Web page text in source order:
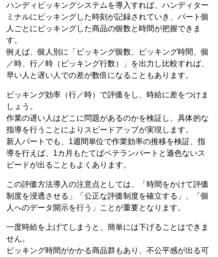
ハンディピッキングシステムを導入すれば、ハンディター
ミナルにピッキングした時刻が記録されていき、パート個
人ごとにピッキングした商品の個数と時間が把握できま
す。
例えば、個人別に「ピッキング個数、ピッキング時間、個
／時、行／時（ピッキング行数）」を出力し比較すれば、
早い人と遅い人での差が数倍になることもあります。
ピッキング効率（行／時）で評価をし、時給に差をつけま
しょう。
作業の遅い人はどこに問題があるのかを検証し、具体的な
指導を行うことによりスピードアップが実現します。
新人パートでも、1週間単位で作業効率の推移を検証、指
導を行えば、1カ月もたてばベテランパートと遜色ないス
ピードが出ることもよくあります。
この評価方法導入の注意点としては、「時間をかけて評価
制度を浸透させる」「公正な評価制度を確立する」、「個
人へのデータ開示を行う」ことが重要となります。
一度時給を上げてしまうと、簡単には下げることはできま
せん。
ピッキング時間がかかる商品群もあり、不公平感が出る可